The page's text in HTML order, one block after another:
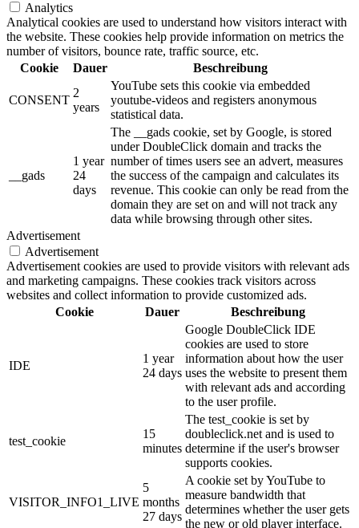
Analytics
Analytical cookies are used to understand how visitors interact with
the website. These cookies help provide information on metrics the
number of visitors, bounce rate, traffic source, etc.
Cookie
Dauer Beschreibung
CONSENT
2
years
YouTube sets this cookie via embedded
youtube-videos and registers anonymous
statistical data.
__gads
1 year
24
days
The __gads cookie, set by Google, is stored
under DoubleClick domain and tracks the
number of times users see an advert, measures
the success of the campaign and calculates its
revenue. This cookie can only be read from the
domain they are set on and will not track any
data while browsing through other sites.
Advertisement
Advertisement
Advertisement cookies are used to provide visitors with relevant ads
and marketing campaigns. These cookies track visitors across
websites and collect information to provide customized ads.
Cookie
Dauer Beschreibung
IDE
1 year
24 days
Google DoubleClick IDE
cookies are used to store
information about how the user
uses the website to present them
with relevant ads and according
to the user profile.
test_cookie
15
minutes
The test_cookie is set by
doubleclick.net and is used to
determine if the user's browser
supports cookies.
VISITOR_INFO1_LIVE
5
months
27 days
A cookie set by YouTube to
measure bandwidth that
determines whether the user gets
the new or old player interface.